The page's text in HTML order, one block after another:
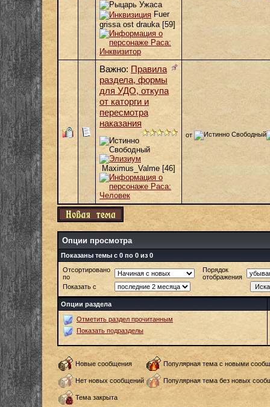
Fuer
grissa ost drauka[59]
Важно: Правила
раздела, формы
для УДО, откупа
от каторги и
пересмотра
наказания
Maximus_Valme [46]
от
Опции просмотра
Показаны темы с 0 по 0 из 0
Отсортировано
по
Порядок
отображения
Показать с
Опции раздела
Отметить раздел прочитанным
Показать подразделы
Новые сообщения Популярная тема с новыми
Нет новых сообщений Популярная тема без новых
Тема закрыта